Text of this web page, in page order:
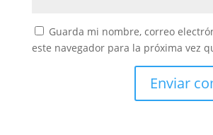
Guarda mi nombre, correo
este navegador para la próxima vez